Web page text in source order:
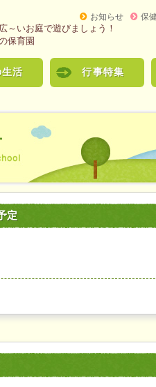
お知らせ 保
～いお庭で遊びましょう！
保育園
生活 行事特集
定